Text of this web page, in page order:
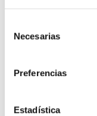
Necesarias
Preferencias
Estadística